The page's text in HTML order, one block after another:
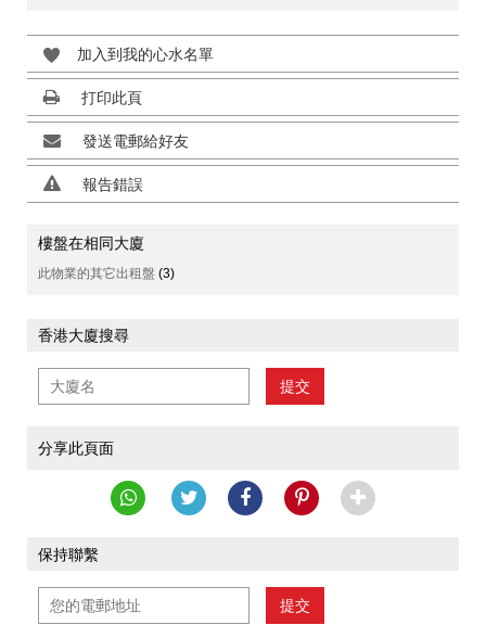
加入到我的心水名單
打印此頁
發送電郵給好友
報告錯誤
樓盤在相同大廈
此物業的其它出租盤 (3)
香港大廈搜尋
提交
分享此頁面
保持聯繫
提交